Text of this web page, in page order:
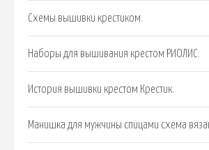
Схемы вышивки крестиком.
Наборы для вышивания крестом РИОЛИС.
История вышивки крестом Крестик.
Манишка для мужчины спицами схема